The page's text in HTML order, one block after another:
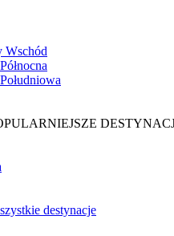
Wschód
destynacje